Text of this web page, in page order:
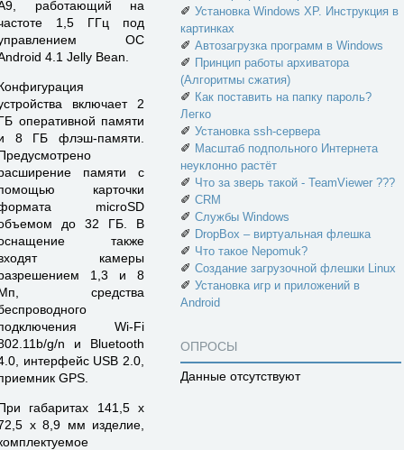
работающий на
1,5 ГГц под
ОС
4.1 Jelly Bean.
включает 2
оперативной памяти
8 ГБ флэш-памяти.
памяти с
карточки
microSD
до 32 ГБ. В
также
камеры
1,3 и 8
средства
Wi-Fi
g/n и Bluetooth
интерфейс USB 2.0,
GPS.
габаритах 141,5 х
х 8,9 мм изделие,
✐ Установка Windows XP. Инструкция в
картинках
✐ Автозагрузка программ в Windows
✐ Принцип работы архиватора
(Алгоритмы сжатия)
✐ Как поставить на папку пароль?
Легко
✐ Установка ssh-сервера
✐ Масштаб подпольного Интернета
неуклонно растёт
✐ Что за зверь такой - TeamViewer ???
✐ CRM
✐ Службы Windows
✐ DropBox – виртуальная флешка
✐ Что такое Nepomuk?
✐ Создание загрузочной флешки Linux
✐ Установка игр и приложений в
Android
ОПРОСЫ
Данные отсутствуют